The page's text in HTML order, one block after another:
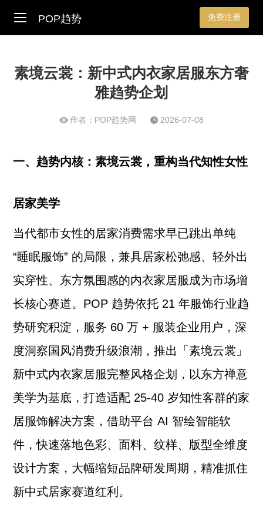
POP趋势 免费注册
素境云裳：新中式内衣家居服东方奢
雅趋势企划
作者：POP趋势网 2026-07-08
一、趋势内核：素境云裳，重构当代知性女性
居家美学
当代都市女性的居家消费需求早已跳出单纯
“睡眠服饰” 的局限，兼具居家松弛感、轻外出
实穿性、东方氛围感的内衣家居服成为市场增
长核心赛道。POP 趋势依托 21 年服饰行业趋
势研究积淀，服务 60 万 + 服装企业用户，深
度洞察国风消费升级浪潮，推出「素境云裳」
新中式内衣家居服完整风格企划，以东方禅意
美学为基底，打造适配 25-40 岁知性客群的家
居服饰解决方案，借助平台 AI 智绘智能软
件，快速落地色彩、面料、纹样、版型全维度
设计方案，大幅缩短品牌研发周期，精准抓住
新中式居家赛道红利。